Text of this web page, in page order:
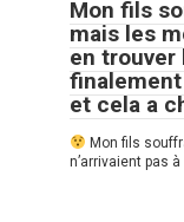
Mon fils
mais les
en trouver
et cela a
Mon fils
n’arrivaient pas à